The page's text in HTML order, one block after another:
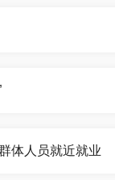
体人员就近就业